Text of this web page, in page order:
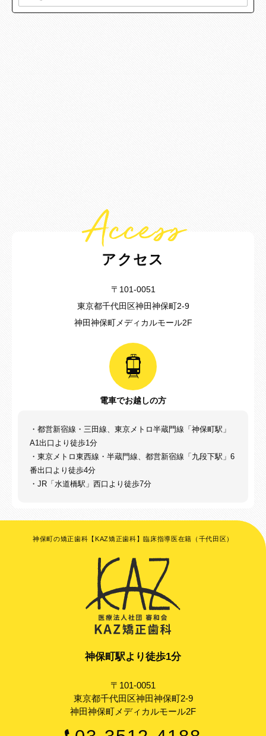
Access
アクセス
〒101-0051
東京都千代田区神田神保町2-9
神田神保町メディカルモール2F
電車でお越しの方
・都営新宿線・三田線、東京メトロ半蔵門線「神保町駅」
A1出口より徒歩1分
・東京メトロ東西線・半蔵門線、都営新宿線「九段下駅」6
番出口より徒歩4分
・JR「水道橋駅」西口より徒歩7分
神保町の矯正歯科【KAZ矯正歯科】臨床指導医在籍（千代田区）
神保町駅より徒歩1分
〒101-0051
東京都千代田区神田神保町2-9
神田神保町メディカルモール2F